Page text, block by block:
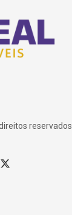
reservados.
Twitter